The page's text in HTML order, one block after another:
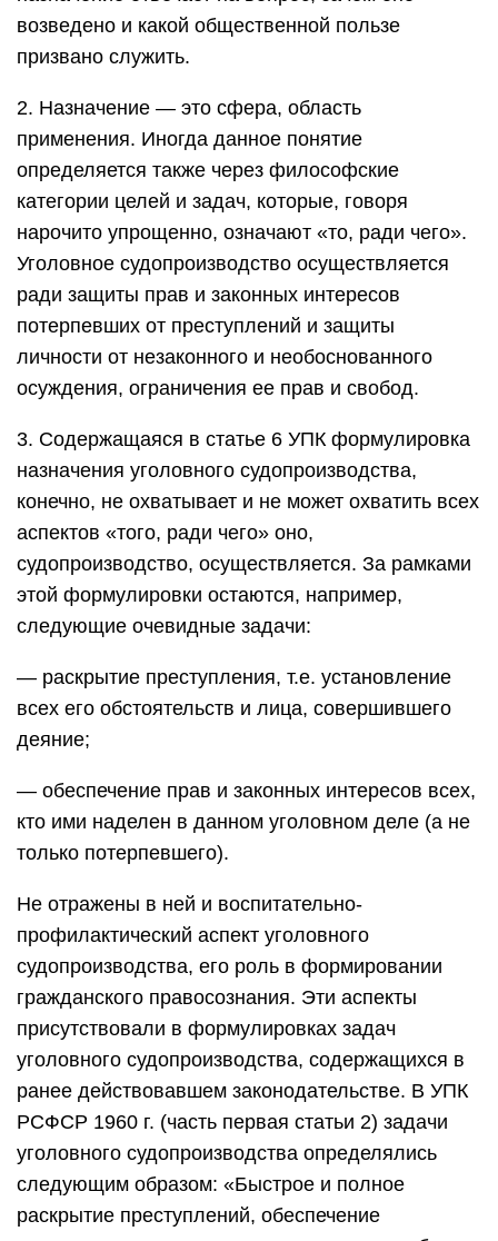
возведено и какой общественной пользе
призвано служить.
2. Назначение — это сфера, область
применения. Иногда данное понятие
определяется также через философские
категории целей и задач, которые, говоря
нарочито упрощенно, означают «то, ради чего».
Уголовное судопроизводство осуществляется
ради защиты прав и законных интересов
потерпевших от преступлений и защиты
личности от незаконного и необоснованного
осуждения, ограничения ее прав и свобод.
3. Содержащаяся в статье 6 УПК формулировка
назначения уголовного судопроизводства,
конечно, не охватывает и не может охватить всех
аспектов «того, ради чего» оно,
судопроизводство, осуществляется. За рамками
этой формулировки остаются, например,
следующие очевидные задачи:
— раскрытие преступления, т.е. установление
всех его обстоятельств и лица, совершившего
деяние;
— обеспечение прав и законных интересов всех,
кто ими наделен в данном уголовном деле (а не
только потерпевшего).
Не отражены в ней и воспитательно-
профилактический аспект уголовного
судопроизводства, его роль в формировании
гражданского правосознания. Эти аспекты
присутствовали в формулировках задач
уголовного судопроизводства, содержащихся в
ранее действовавшем законодательстве. В УПК
РСФСР 1960 г. (часть первая статьи 2) задачи
уголовного судопроизводства определялись
следующим образом: «Быстрое и полное
раскрытие преступлений, обеспечение